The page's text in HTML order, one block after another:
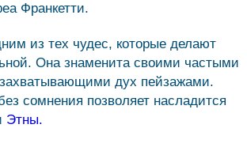
Франкетти.
из тех чудес, которые делают
Она знаменита своими частыми
дух пейзажами.
сомнения позволяет насладится
Этны.